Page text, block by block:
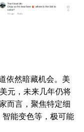
依然暗藏机会。美
元，未来几年仍将
而言，聚焦特定细
能变色等，极可能